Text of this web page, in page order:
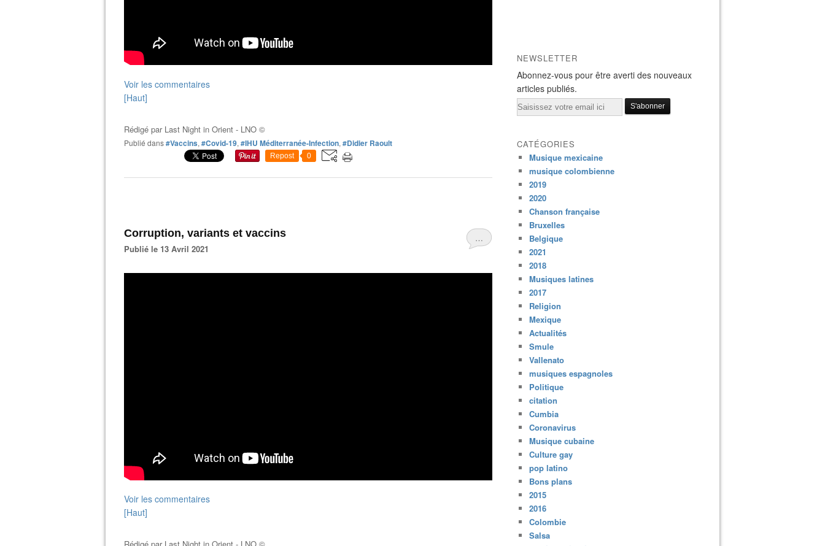
Voir les commentaires
[Haut]
Rédigé par Last Night in Orient - LNO ©
Publié dans#Vaccins, #Covid-19, #IHU Méditerranée-Infection, #Didier Raoult
Repost 0
…
Corruption, variants et vaccins
Publié le 13 Avril 2021
Voir les commentaires
[Haut]
NEWSLETTER
Abonnez-vous pour être averti des nouveaux
articles publiés.
Email
CATÉGORIES
Musique mexicaine
musique colombienne
2019
2020
Chanson française
Bruxelles
Belgique
2021
2018
Musiques latines
2017
Religion
Mexique
Actualités
Smule
Vallenato
musiques espagnoles
Politique
citation
Cumbia
Coronavirus
Musique cubaine
Culture gay
pop latino
Bons plans
2015
2016
Colombie
Salsa